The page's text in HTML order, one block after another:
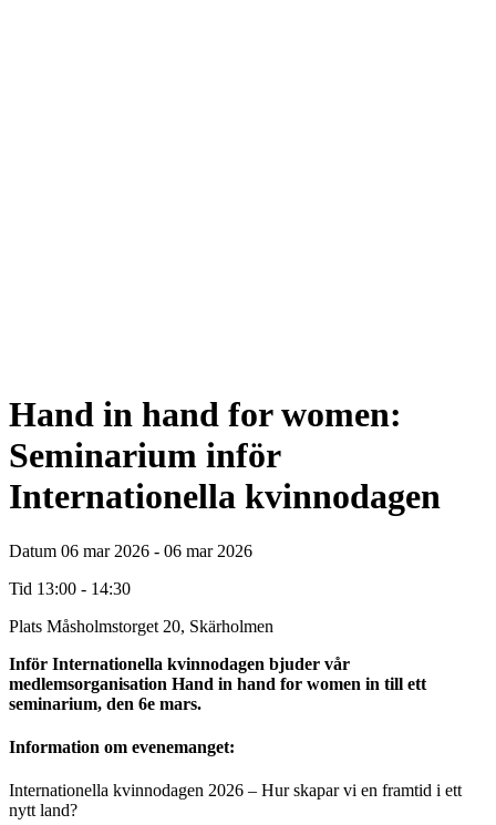
Hand in hand for women:
Seminarium inför
Internationella kvinnodagen
Datum 06 mar 2026 - 06 mar 2026
Tid 13:00 - 14:30
Plats Måsholmstorget 20, Skärholmen
Inför Internationella kvinnodagen bjuder vår
medlemsorganisation Hand in hand for women in till ett
seminarium, den 6e mars.
Information om evenemanget:
Internationella kvinnodagen 2026 – Hur skapar vi en framtid i ett
nytt land?